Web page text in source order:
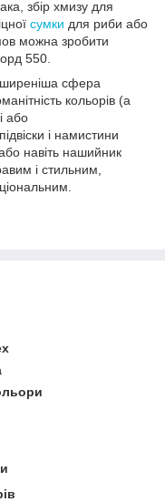
збір хмизу для
сумки для риби або
можна зробити
550.
сфера
кольорів (а
або
і намистини
навіть нашийник
і стильним,